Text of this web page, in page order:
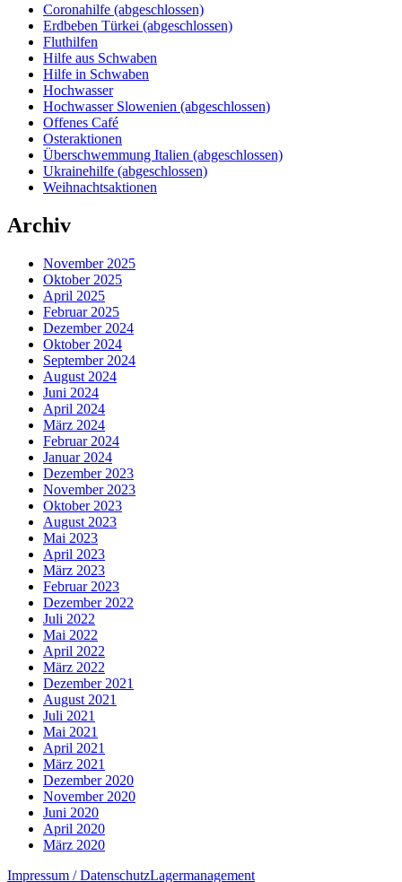
Coronahilfe (abgeschlossen)
Erdbeben Türkei (abgeschlossen)
Fluthilfen
Hilfe aus Schwaben
Hilfe in Schwaben
Hochwasser
Hochwasser Slowenien (abgeschlossen)
Offenes Café
Osteraktionen
Überschwemmung Italien (abgeschlossen)
Ukrainehilfe (abgeschlossen)
Weihnachtsaktionen
Archiv
November 2025
Oktober 2025
April 2025
Februar 2025
Dezember 2024
Oktober 2024
September 2024
August 2024
Juni 2024
April 2024
März 2024
Februar 2024
Januar 2024
Dezember 2023
November 2023
Oktober 2023
August 2023
Mai 2023
April 2023
März 2023
Februar 2023
Dezember 2022
Juli 2022
Mai 2022
April 2022
März 2022
Dezember 2021
August 2021
Juli 2021
Mai 2021
April 2021
März 2021
Dezember 2020
November 2020
Juni 2020
April 2020
März 2020
Impressum / DatenschutzLagermanagement